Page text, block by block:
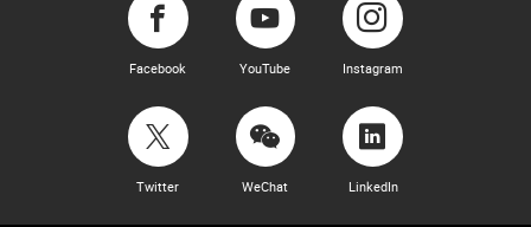
Facebook YouTube Instagram
Twitter WeChat LinkedIn